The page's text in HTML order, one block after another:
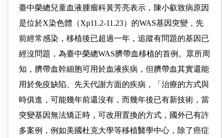
臺中榮總兒童血液腫瘤科黃芳亮表示，陳小叡致病原因
是位於X染色體（Xp11.2-11.23）的WAS基因突變，先
前經常感染，移植後已超過一年，追蹤有問題的基因已
經沒問題，為臺中榮總WAS臍帶血移植的首例。眾所周
知，臍帶血幹細胞可用於血液疾病，但臍帶血其實還能
用於免疫缺陷、先天代謝方面的疾病，「治療的方式與
時俱進，可能幾年前還沒有，而幾年後已有新技術，當
突變基因無法矯正時，可改用置換的方式，國外已有許
多案例，例如美國杜克大學等移植醫學中心，除了癌症